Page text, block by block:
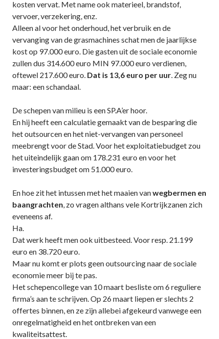
kosten vervat. Met name ook materieel, brandstof,
vervoer, verzekering, enz.
Alleen al voor het onderhoud, het verbruik en de
vervanging van de grasmachines schat men de jaarlijkse
kost op 97.000 euro. Die gasten uit de sociale economie
zullen dus 314.600 euro MIN 97.000 euro verdienen,
oftewel 217.600 euro. Dat is 13,6 euro per uur. Zeg nu
maar: een schandaal.
De schepen van milieu is een SP.A’er hoor.
En hij heeft een calculatie gemaakt van de besparing die
het outsourcen en het niet-vervangen van personeel
meebrengt voor de Stad. Voor het exploitatiebudget zou
het uiteindelijk gaan om 178.231 euro en voor het
investeringsbudget om 51.000 euro.
En hoe zit het intussen met het maaien vanwegbermen en
baangrachten, zo vragen althans vele Kortrijkzanen zich
eveneens af.
Ha.
Dat werk heeft men ook uitbesteed. Voor resp. 21.199
euro en 38.720 euro.
Maar nu komt er plots geen outsourcing naar de sociale
economie meer bij te pas.
Het schepencollege van 10 maart besliste om 6 reguliere
firma’s aan te schrijven. Op 26 maart liepen er slechts 2
offertes binnen, en ze zijn allebei afgekeurd vanwege een
onregelmatigheid en het ontbreken van een
kwaliteitsattest.